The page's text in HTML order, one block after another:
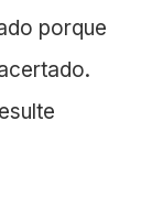
porque